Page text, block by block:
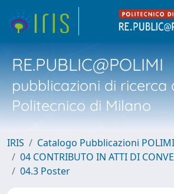
RE.PUBLIC@POLIMI
pubblicazioni di ricerca
Politecnico di Milano
IRIS
Catalogo Pubblicazioni POLIMI
04 CONTRIBUTO IN ATTI DI
04.3 Poster